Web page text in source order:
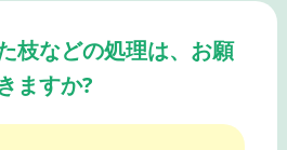
枝などの処理は、お願
ますか?